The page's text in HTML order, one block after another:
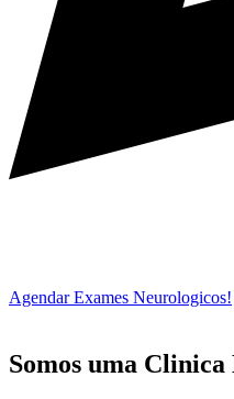
Agendar Exames Neurologicos!
Somos uma